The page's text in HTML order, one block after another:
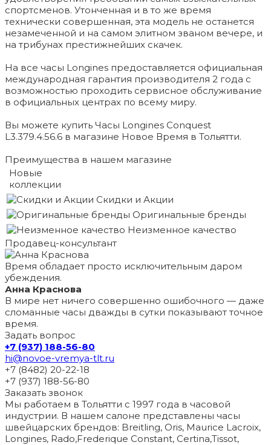
спортсменов. Утонченная и в то же время
технически совершенная, эта модель не останется
незамеченной и на самом элитном званом вечере, и
на трибунах престижнейших скачек.
На все часы Longines предоставляется официальная
международная гарантия производителя 2 года с
возможностью проходить сервисное обслуживание
в официальных центрах по всему миру.
Вы можете купить Часы Longines Conquest
L3.379.4.56.6 в магазине Новое Время в Тольятти.
Преимущества в нашем магазине
Новые
коллекции
Скидки и Акции
Оригинальные бренды
Неизменное качество
Продавец-консультант
Время обладает просто исключительным даром
убеждения.
Анна Краснова
В мире нет ничего совершенно ошибочного — даже
сломанные часы дважды в сутки показывают точное
время.
Задать вопрос
+7 (937) 188-56-80
hi@novoe-vremya-tlt.ru
+7 (8482) 20-22-18
+7 (937) 188-56-80
Заказать звонок
Мы работаем в Тольятти с 1997 года в часовой
индустрии. В нашем салоне представлены часы
швейцарских брендов: Breitling, Oris, Maurice Lacroix,
Longines, Rado,Frederique Constant, Certina,Tissot,